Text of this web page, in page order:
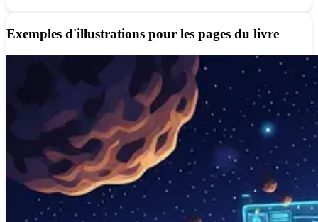
Exemples d'illustrations pour les pages du livre